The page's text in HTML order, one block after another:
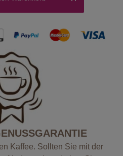
Kaffee. Sollten Sie mit der